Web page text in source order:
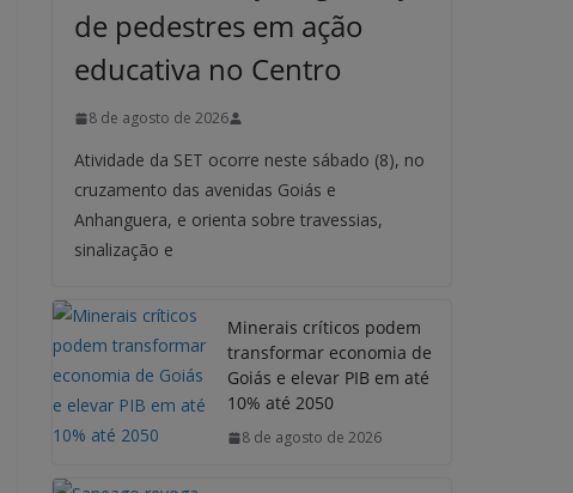
de pedestres em ação
educativa no Centro
8 de agosto de 2026
Atividade da SET ocorre neste sábado (8), no
cruzamento das avenidas Goiás e
Anhanguera, e orienta sobre travessias,
sinalização e
Minerais críticos podem
transformar economia de
Goiás e elevar PIB em até
10% até 2050
8 de agosto de 2026